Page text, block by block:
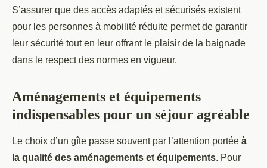
S’assurer que des accès adaptés et sécurisés existent
pour les personnes à mobilité réduite permet de garantir
leur sécurité tout en leur offrant le plaisir de la baignade
dans le respect des normes en vigueur.
Aménagements et équipements
indispensables pour un séjour agréable
Le choix d’un gîte passe souvent par l’attention portée à
la qualité des aménagements et équipements. Pour